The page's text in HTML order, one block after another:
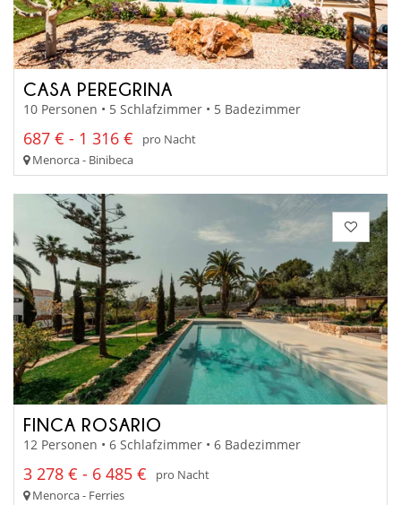
CASA PEREGRINA
10 Personen • 5 Schlafzimmer • 5 Badezimmer
687 € - 1 316 €
pro Nacht
Menorca - Binibeca
FINCA ROSARIO
12 Personen • 6 Schlafzimmer • 6 Badezimmer
3 278 € - 6 485 €
pro Nacht
Menorca - Ferries